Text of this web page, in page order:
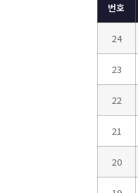
번호
24
23
22
21
20